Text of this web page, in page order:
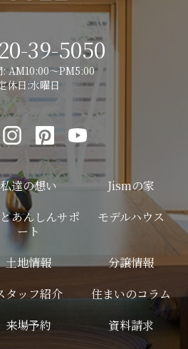
39-5050
: AM10:00～PM5:00
休日:水曜日
私達の想い
Jismの家
あんしんサポ
ート
モデルハウス
土地情報
分譲情報
タッフ紹介
住まいのコラム
来場予約 資料請求